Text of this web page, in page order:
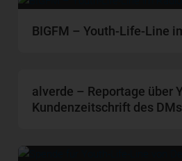
BIGFM – Youth-Life-Line
alverde – Reportage über
Kundenzeitschrift des DMs